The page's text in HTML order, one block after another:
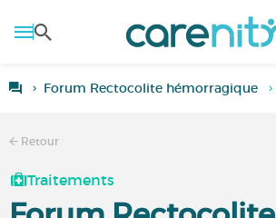
Forum Rectocolite hémorragique
Retour
Traitements